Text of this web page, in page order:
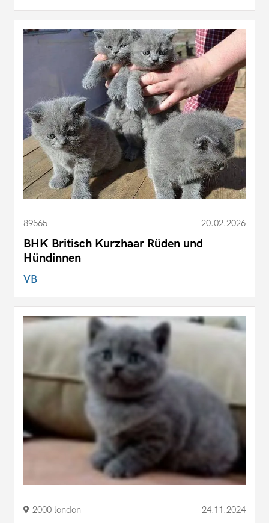
89565 20.02.2026
BHK Britisch Kurzhaar Rüden und
Hündinnen
VB
2000 london 24.11.2024